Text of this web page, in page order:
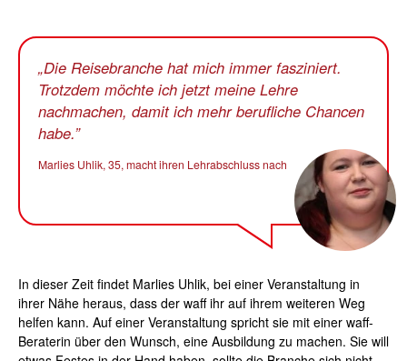
Die Reisebranche hat mich immer fasziniert.
Trotzdem möchte ich jetzt meine Lehre
nachmachen, damit ich mehr berufliche Chancen
habe.
Marlies Uhlik, 35, macht ihren Lehrabschluss nach
In dieser Zeit findet Marlies Uhlik, bei einer Veranstaltung in
ihrer Nähe heraus, dass der waff ihr auf ihrem weiteren Weg
helfen kann. Auf einer Veranstaltung spricht sie mit einer waff-
Beraterin über den Wunsch, eine Ausbildung zu machen. Sie will